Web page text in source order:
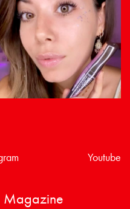
Youtube
Magazine